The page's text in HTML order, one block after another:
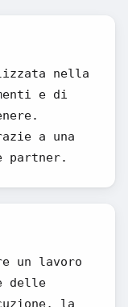
nella
e di
a una
partner.
un lavoro
delle
la